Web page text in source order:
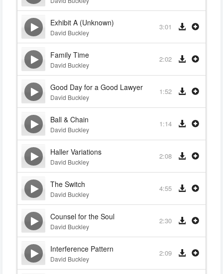
Exhibit A (Unknown)
David Buckley
3:01
Family Time
David Buckley
2:02
Good Day for a Good Lawyer
David Buckley
1:52
Ball & Chain
David Buckley
1:14
Haller Variations
David Buckley
2:08
The Switch
David Buckley
4:55
Counsel for the Soul
David Buckley
2:30
Interference Pattern
David Buckley
2:09